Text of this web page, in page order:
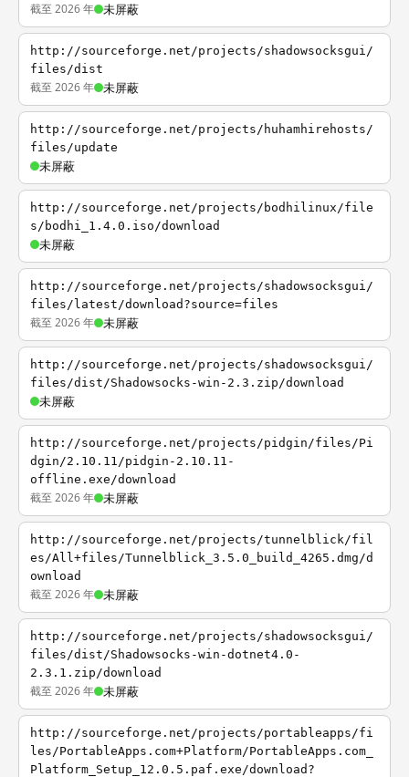
截至 2026 年 未屏蔽
http://sourceforge.net/projects/shadowsocksgui/
files/dist
截至 2026 年 未屏蔽
http://sourceforge.net/projects/huhamhirehosts/
files/update
未屏蔽
http://sourceforge.net/projects/bodhilinux/file
s/bodhi_1.4.0.iso/download
未屏蔽
http://sourceforge.net/projects/shadowsocksgui/
files/latest/download?source=files
截至 2026 年 未屏蔽
http://sourceforge.net/projects/shadowsocksgui/
files/dist/Shadowsocks-win-2.3.zip/download
未屏蔽
http://sourceforge.net/projects/pidgin/files/Pi
dgin/2.10.11/pidgin-2.10.11-
offline.exe/download
截至 2026 年 未屏蔽
http://sourceforge.net/projects/tunnelblick/fil
es/All+files/Tunnelblick_3.5.0_build_4265.dmg/d
ownload
截至 2026 年 未屏蔽
http://sourceforge.net/projects/shadowsocksgui/
files/dist/Shadowsocks-win-dotnet4.0-
2.3.1.zip/download
截至 2026 年 未屏蔽
http://sourceforge.net/projects/portableapps/fi
les/PortableApps.com+Platform/PortableApps.com_
Platform_Setup_12.0.5.paf.exe/download?